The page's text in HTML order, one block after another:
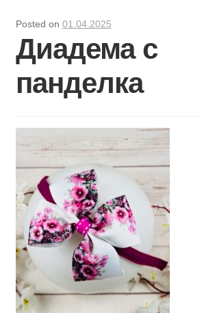
Posted on 01.04.2025
Диадема с
панделка